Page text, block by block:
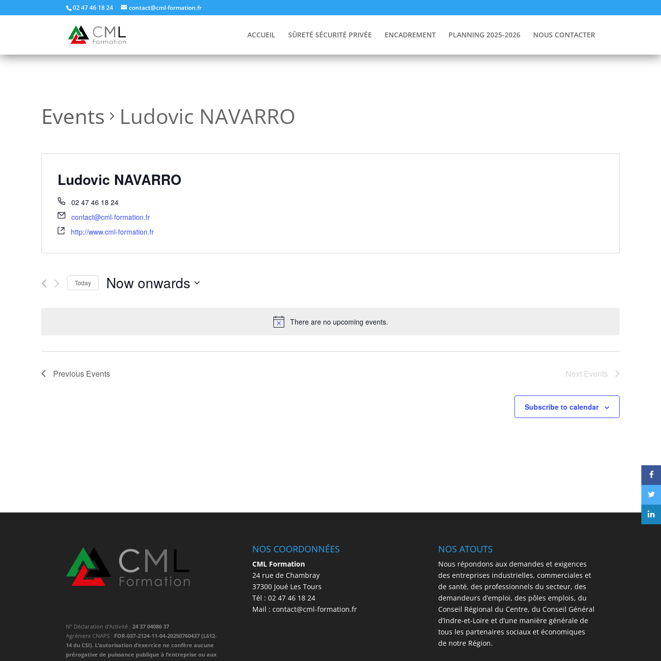
02 47 46 18 24 contact@cml-formation.fr
ACCUEIL SÛRETÉ SÉCURITÉ PRIVÉE ENCADREMENT PLANNING 2025-2026 NOUS CONTACTER
There are no upcoming events.
Events Ludovic NAVARRO
Ludovic NAVARRO
02 47 46 18 24
contact@cml-formation.fr
http://www.cml-formation.fr
Today Now onwards
Previous Events Next Events
Subscribe to calendar
N° Déclaration d’Activité :24 37 04086 37
Agrément CNAPS : FOR-037-2124-11-04-20250760437 (L612-
14 du CSI). L’autorisation d’exercice ne confère aucune
prérogative de puissance publique à l’entreprise ou aux
NOS COORDONNÉES
CML Formation
24 rue de Chambray
37300 Joué Les Tours
Tél : 02 47 46 18 24
Mail : contact@cml-formation.fr
NOS ATOUTS
Nous répondons aux demandes et exigences
des entreprises industrielles, commerciales et
de santé, des professionnels du secteur, des
demandeurs d’emploi, des pôles emplois, du
Conseil Régional du Centre, du Conseil Général
d’Indre-et-Loire et d’une manière générale de
tous les partenaires sociaux et économiques
de notre Région.